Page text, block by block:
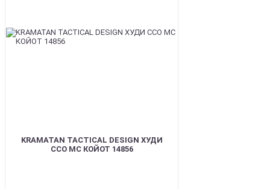
KRAMATAN TACTICAL DESIGN ХУДИ
ССО МС КОЙОТ 14856